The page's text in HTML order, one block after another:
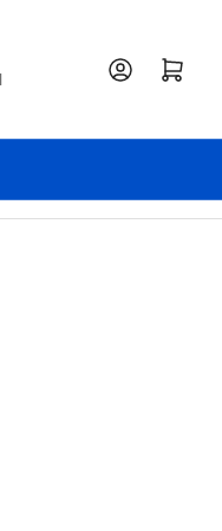
Iniciar sesiónAbrir cesta